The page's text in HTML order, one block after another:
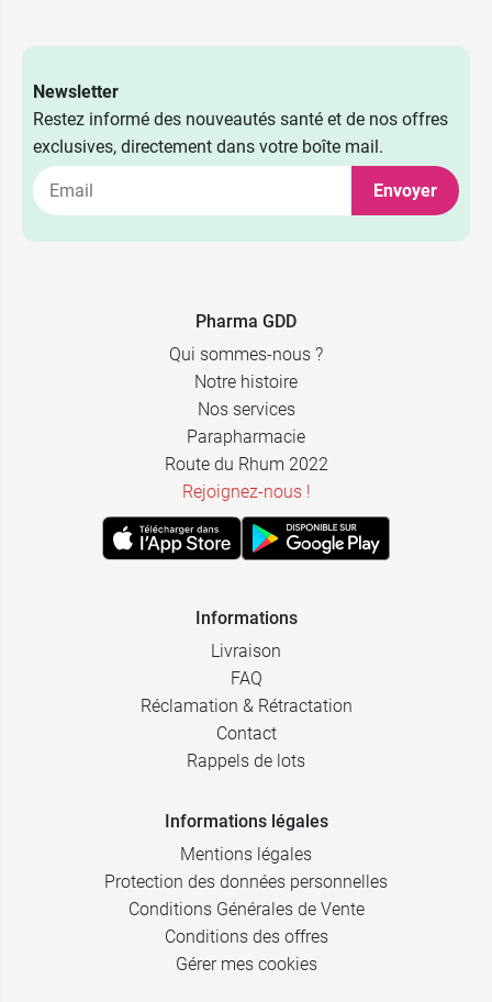
Newsletter
Restez informé des nouveautés santé et de nos offres
exclusives, directement dans votre boîte mail.
Envoyer
Pharma GDD
Qui sommes-nous ?
Notre histoire
Nos services
Parapharmacie
Route du Rhum 2022
Rejoignez-nous !
Informations
Livraison
FAQ
Réclamation & Rétractation
Contact
Rappels de lots
Informations légales
Mentions légales
Protection des données personnelles
Conditions Générales de Vente
Conditions des offres
Gérer mes cookies